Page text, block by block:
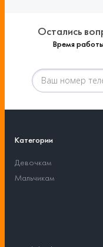
Остались
Время
Категории
Девочкам
Мальчикам